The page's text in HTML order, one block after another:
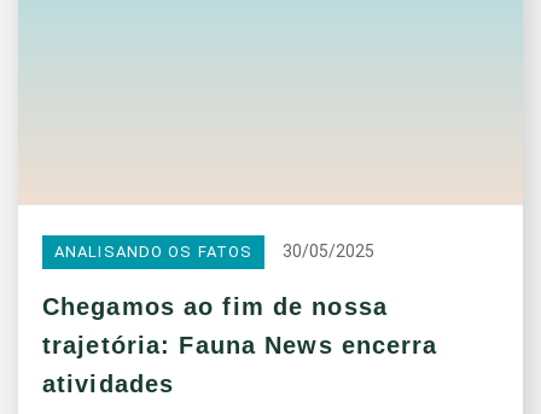
ANALISANDO OS FATOS 30/05/2025
Chegamos ao fim de nossa
trajetória: Fauna News encerra
atividades